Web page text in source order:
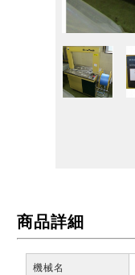
商品詳細
機械名